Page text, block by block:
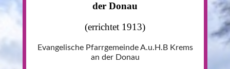
der Donau
(errichtet 1913)
Evangelische Pfarrgemeinde A.u.H.B Krems
an der Donau